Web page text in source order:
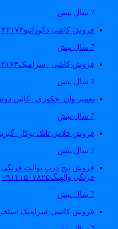
فروش کاشی دکوراتیو۸۸۰۴۲۱۷۴_فروش کاشی بین کابینتی
فروش کاشی _سرامیک۸۸۰۴۲۱۷۴
تعمیر وان_جکوزی_ کابین دوش۸۸۰۴۲۱۷۴
فروش فلاش تانک توکار_گبریت۸۸۰۴۲۱۷۴
فروش پیچ درب توالت
فرنگی والهنگ۰۹۱۲۱۵۰۷۸۲۵
فروش کاشی_سرامیک استخر